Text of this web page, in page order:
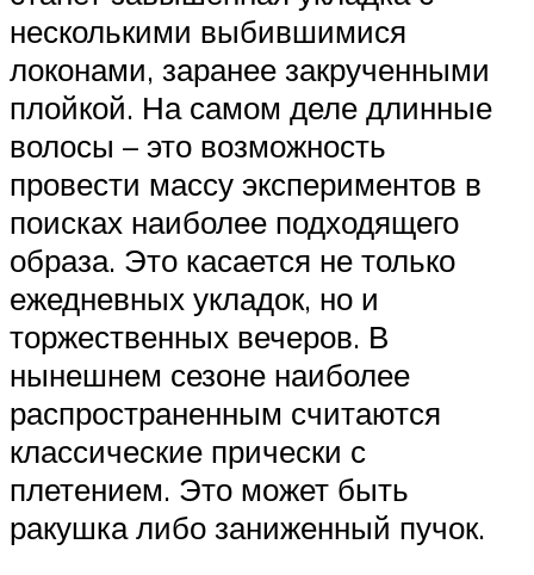
несколькими выбившимися
локонами, заранее закрученными
плойкой. На самом деле длинные
волосы – это возможность
провести массу экспериментов в
поисках наиболее подходящего
образа. Это касается не только
ежедневных укладок, но и
торжественных вечеров. В
нынешнем сезоне наиболее
распространенным считаются
классические прически с
плетением. Это может быть
ракушка либо заниженный пучок.